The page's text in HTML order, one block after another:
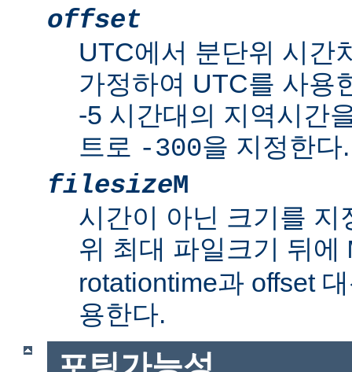
offset
UTC에서 분단위 시간
가정하여 UTC를 사용
-5 시간대의 지역시간
트로 -300을 지정한다.
filesizeM
시간이 아닌 크기를
위 최대 파일크기 뒤에
rotationtime과 offset
용한다.